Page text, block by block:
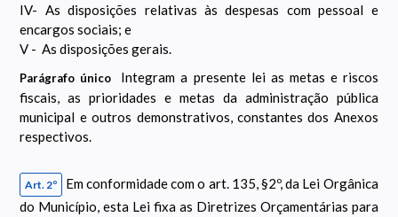
IV- As disposições relativas às despesas com pessoal e
encargos sociais; e
V - As disposições gerais.
Parágrafo único
Integram a presente lei as metas e riscos
fiscais, as prioridades e metas da administração pública
municipal e outros demonstrativos, constantes dos Anexos
respectivos.
Art. 2º
Em conformidade com o art. 135, §2º, da Lei Orgânica
do Município, esta Lei fixa as Diretrizes Orçamentárias para